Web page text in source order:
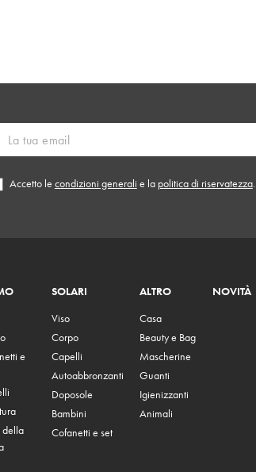
Accetto le condizioni generali e la politica di riservatezza.
e
della
SOLARI
Viso
Corpo
Capelli
Autoabbronzanti
Doposole
Bambini
Cofanetti e set
ALTRO
Casa
Beauty e Bag
Mascherine
Guanti
Igienizzanti
Animali
NOVITÀ